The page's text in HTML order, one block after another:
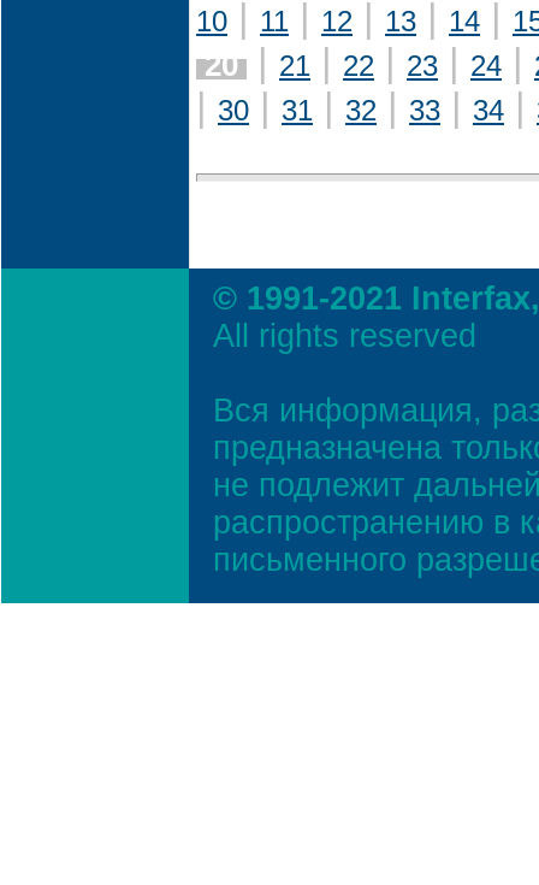
10 11 12 13 14
20 21 22 23 24
30 31 32 33 34
© 1991-2021
All rights reserved
Вся информация,
предназначена
не подлежит
распространению в
письменного